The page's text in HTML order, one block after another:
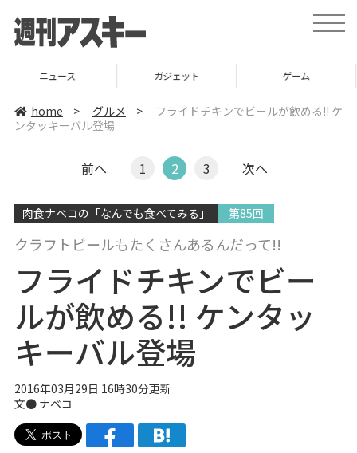
t
o
v
ガジェット ゲーム グルメ
home > グルメ >
フライドチキンでビールが飲める!! ケ
ンタッキーバル登場
前へ 1 2 3 次へ
肉食ナベコの「なんでも食べてみる」 第85回
クラフトビールもたくさんあるんだって!!
フライドチキンでビー
ルが飲める!! ケンタッ
キーバル登場
2016年03月29日 16時30分更新
文● ナベコ